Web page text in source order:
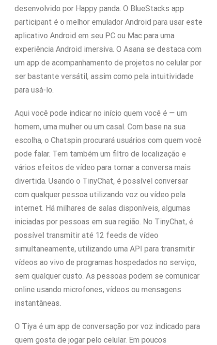
desenvolvido por Happy panda. O BlueStacks app
participant é o melhor emulador Android para usar este
aplicativo Android em seu PC ou Mac para uma
experiência Android imersiva. O Asana se destaca com
um app de acompanhamento de projetos no celular por
ser bastante versátil, assim como pela intuitividade
para usá-lo.
Aqui você pode indicar no início quem você é — um
homem, uma mulher ou um casal. Com base na sua
escolha, o Chatspin procurará usuários com quem você
pode falar. Tem também um filtro de localização e
vários efeitos de vídeo para tornar a conversa mais
divertida. Usando o TinyChat, é possível conversar
com qualquer pessoa utilizando voz ou vídeo pela
internet. Há milhares de salas disponíveis, algumas
iniciadas por pessoas em sua região. No TinyChat, é
possível transmitir até 12 feeds de vídeo
simultaneamente, utilizando uma API para transmitir
vídeos ao vivo de programas hospedados no serviço,
sem qualquer custo. As pessoas podem se comunicar
online usando microfones, vídeos ou mensagens
instantâneas.
O Tiya é um app de conversação por voz indicado para
quem gosta de jogar pelo celular. Em poucos